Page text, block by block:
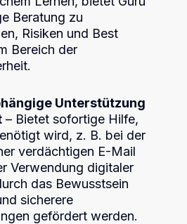
Beratung zu
Risiken und Best
Bereich der
Unterstützung
– Bietet sofortige Hilfe,
wird, z. B. bei der
verdächtigen E-Mail
Verwendung digitaler
das Bewusstsein
sicherere
gefördert werden.